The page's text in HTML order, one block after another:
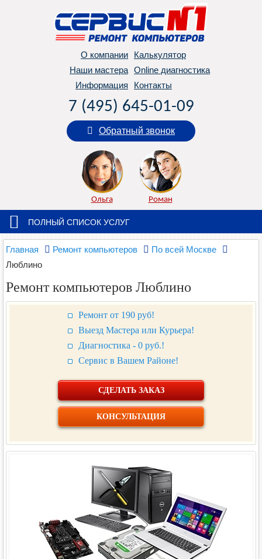
О компании
Калькулятор
Наши мастера Online диагностика
Информация
Контакты
7 (495) 645-01-09
Обратный звонок
Ольга Роман
ПОЛНЫЙ СПИСОК УСЛУГ
Главная Ремонт компьютеров
По всей Москве
Люблино
Ремонт компьютеров Люблино
Ремонт от 190 руб!
Выезд Мастера или Курьера!
Диагностика - 0 руб.!
Сервис в Вашем Районе!
СДЕЛАТЬ ЗАКАЗ
КОНСУЛЬТАЦИЯ